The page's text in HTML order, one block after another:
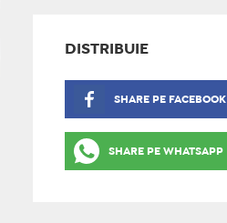
DISTRIBUIE
SHARE PE FACEBOOK
SHARE PE WHATSAPP